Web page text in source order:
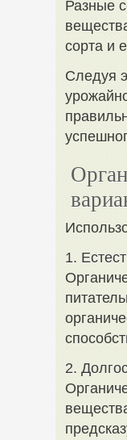
Разные
сорта и
Следуя
1.
2.